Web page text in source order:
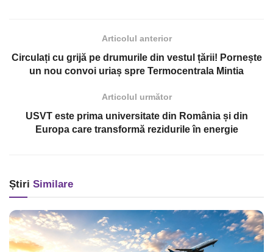
Articolul anterior
Circulați cu grijă pe drumurile din vestul țării! Pornește
un nou convoi uriaș spre Termocentrala Mintia
Articolul următor
USVT este prima universitate din România și din
Europa care transformă rezidurile în energie
Știri Similare